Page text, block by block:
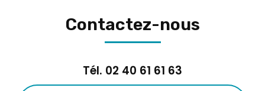
Contactez-nous
Tél. 02 40 61 61 63